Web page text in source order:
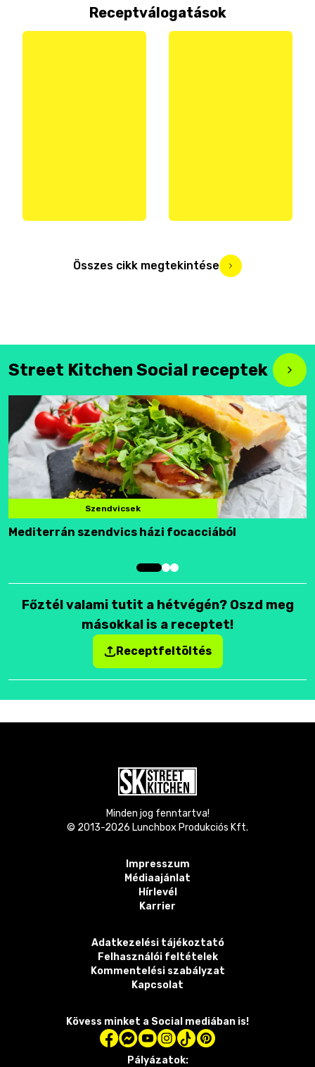
Receptválogatások
Összes cikk megtekintése
Street Kitchen Social receptek
Szendvicsek
Mediterrán szendvics házi focacciából
Főztél valami tutit a hétvégén? Oszd meg
másokkal is a receptet!
Receptfeltöltés
Minden jog fenntartva!
© 2013-2026 Lunchbox Produkciós Kft.
Impresszum
Médiaajánlat
Hírlevél
Karrier
Adatkezelési tájékoztató
Felhasználói feltételek
Kommentelési szabályzat
Kapcsolat
Kövess minket a Social mediában is!
Pályázatok: